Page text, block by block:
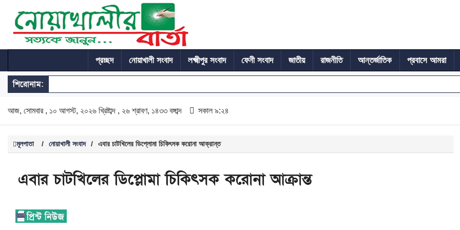
প্রচ্ছদ নোয়াখালী সংবাদ লক্ষ্মীপুর সংবাদ ফেনী সংবাদ জাতীয় রাজনীতি আন্তর্জাতিক প্রবাসে আমরা
শিরোনাম:
আজ, সোমবার , ১০ আগস্ট, ২০২৬ খ্রিষ্টাব্দ , ২৬ শ্রাবণ, ১৪৩৩ বঙ্গাব্দ সকাল ৯:২৪
মূলপাতা / নোয়াখালী সংবাদ / এবার চাটখিলের ডিপ্লোমা চিকিৎসক করোনা আক্রান্ত
এবার চাটখিলের ডিপ্লোমা চিকিৎসক করোনা আক্রান্ত